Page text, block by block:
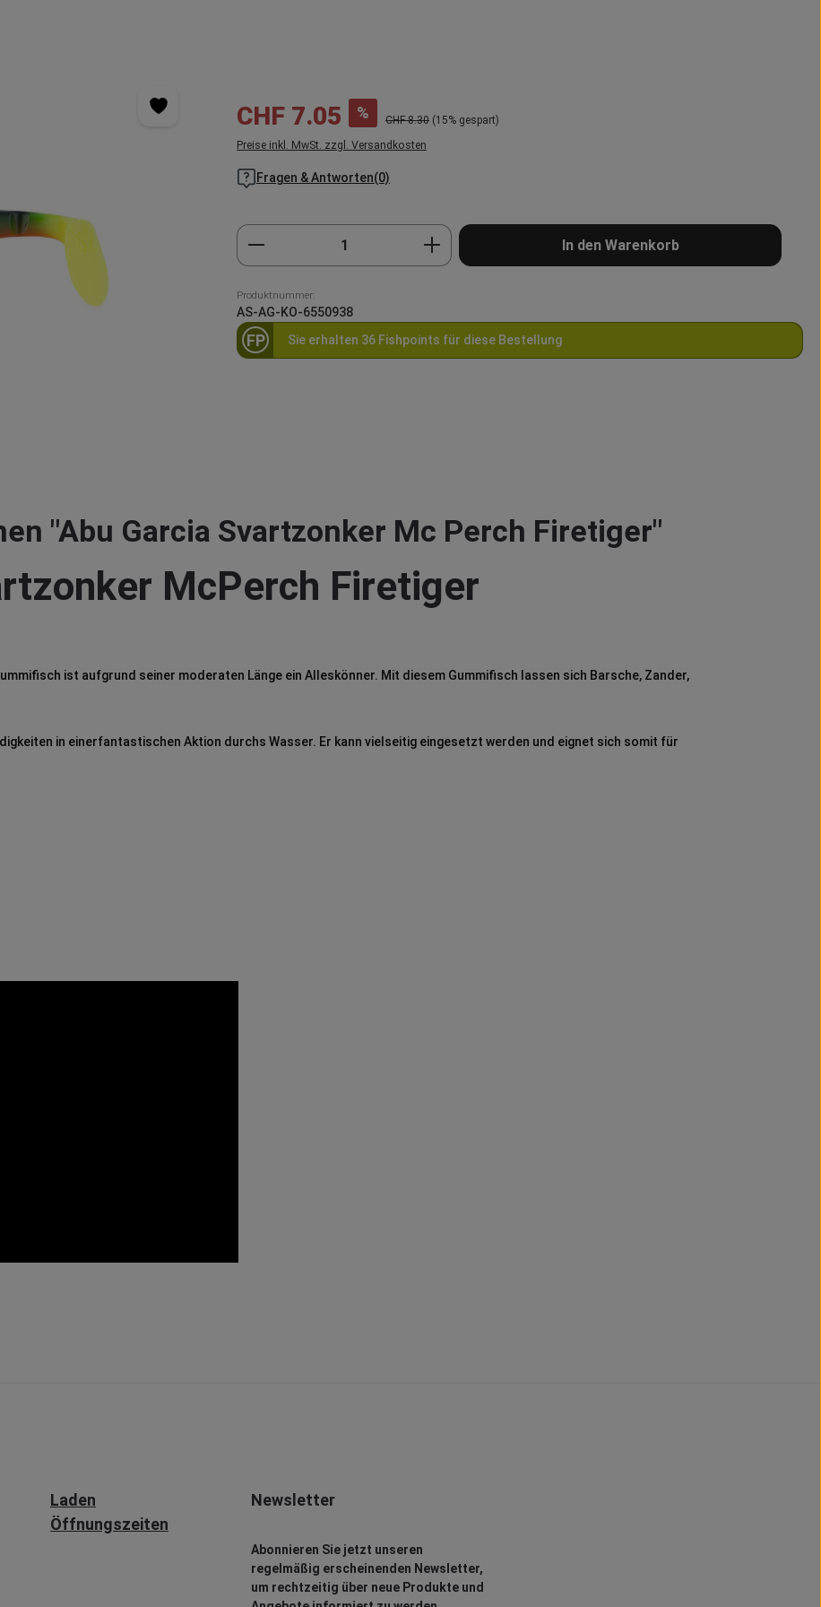
Verkaufspreis:
CHF 7.05 % Regulärer Preis:
CHF 8.30 (15% gespart)
Preise inkl. MwSt. zzgl. Versandkosten
Fragen & Antworten(0)
Produkt Anzahl: Gib den gewünschten Wert ein oder
In den Warenkorb
Produktnummer:
AS-AG-KO-6550938
FP Sie erhalten 36 Fishpoints für diese Bestellung
"Abu Garcia Svartzonker Mc Perch Firetiger"
McPerch Firetiger
ist aufgrund seiner moderaten Länge ein Alleskönner. Mit diesem Gummifisch lassen sich Barsche, Zander,
in einerfantastischen Aktion durchs Wasser. Er kann vielseitig eingesetzt werden und eignet sich somit für
Laden
Öffnungszeiten
Newsletter
Abonnieren Sie jetzt unseren
regelmäßig erscheinenden Newsletter,
um rechtzeitig über neue Produkte und